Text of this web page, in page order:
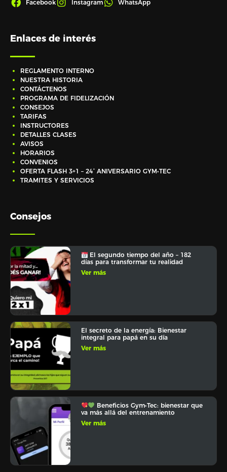
Facebook Instagram WhatsApp
Enlaces de interés
REGLAMENTO INTERNO
NUESTRA HISTORIA
CONTÁCTENOS
PROGRAMA DE FIDELIZACIÓN
CONSEJOS
TARIFAS
INSTRUCTORES
DETALLES CLASES
AVISOS
HORARIOS
CONVENIOS
OFERTA FLASH 3+1 – 24° ANIVERSARIO GYM•TEC
TRAMITES Y SERVICIOS
Consejos
El segundo tiempo del año – 182
días para transformar tu realidad
Ver más
El secreto de la energía: Bienestar
integral para papá en su día
Ver más
Beneficios Gym•Tec: bienestar que
va más allá del entrenamiento
Ver más